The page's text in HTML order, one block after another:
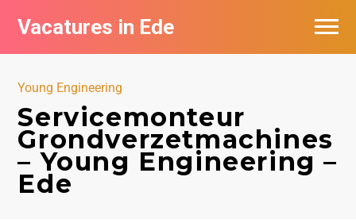
Vacatures in Ede
Young Engineering
Servicemonteur
Grondverzetmachines
– Young Engineering –
Ede
Vacatures bij bedrijven in Ede